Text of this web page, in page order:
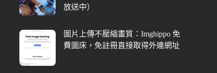
放送中）
圖片上傳不壓縮畫質：Imghippo 免
費圖床，免註冊直接取得外連網址